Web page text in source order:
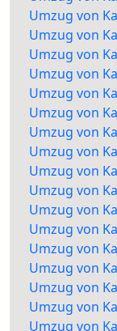
Umzug von
Umzug von
Umzug von
Umzug von
Umzug von
Umzug von
Umzug von
Umzug von
Umzug von
Umzug von
Umzug von
Umzug von
Umzug von
Umzug von
Umzug von
Umzug von
Umzug von